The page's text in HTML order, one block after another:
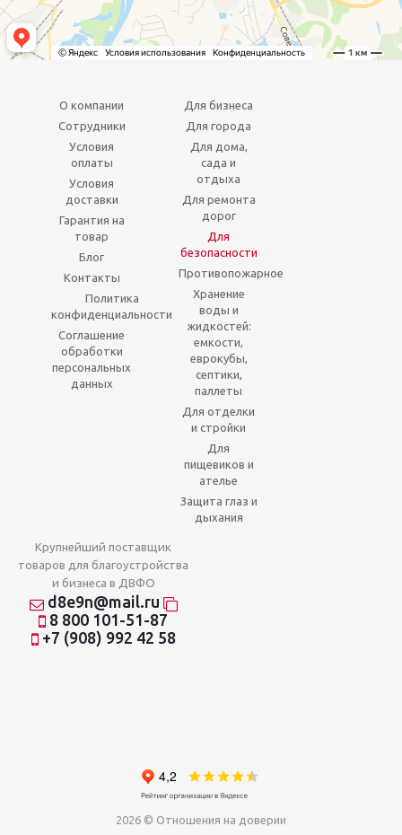
О компании
Сотрудники
Условия
оплаты
Условия
доставки
Гарантия на
товар
Блог
Контакты
Политика
конфиденциальности
Соглашение
обработки
персональных
данных
Для бизнеса
Для города
Для дома,
сада и
отдыха
Для ремонта
дорог
Для
безопасности
Противопожарное
Хранение
воды и
жидкостей:
емкости,
еврокубы,
септики,
паллеты
Для отделки
и стройки
Для
пищевиков и
ателье
Защита глаз и
дыхания
Крупнейший поставщик
товаров для благоустройства
и бизнеса в ДВФО
d8e9n@mail.ru
8 800 101-51-87
+7 (908) 992 42 58
2026 © Отношения на доверии